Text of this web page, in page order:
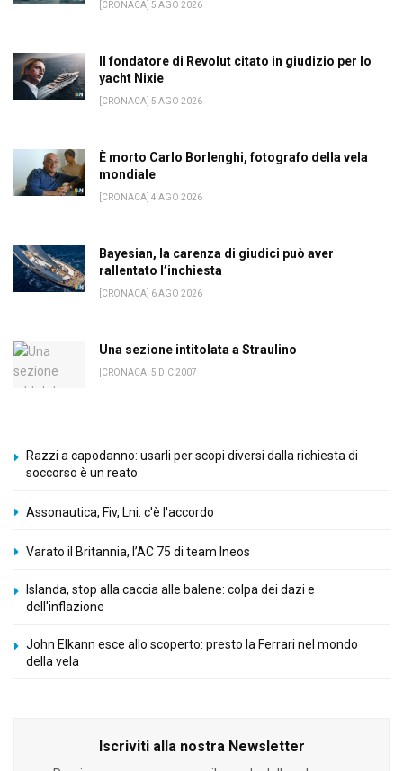
[CRONACA] 5 AGO 2026
Il fondatore di Revolut citato in giudizio per lo
yacht Nixie
[CRONACA] 5 AGO 2026
È morto Carlo Borlenghi, fotografo della vela
mondiale
[CRONACA] 4 AGO 2026
Bayesian, la carenza di giudici può aver
rallentato l’inchiesta
[CRONACA] 6 AGO 2026
Una sezione intitolata a Straulino
[CRONACA] 5 DIC 2007
Razzi a capodanno: usarli per scopi diversi dalla richiesta di
soccorso è un reato
Assonautica, Fiv, Lni: c'è l'accordo
Varato il Britannia, l’AC 75 di team Ineos
Islanda, stop alla caccia alle balene: colpa dei dazi e
dell'inflazione
John Elkann esce allo scoperto: presto la Ferrari nel mondo
della vela
Iscriviti alla nostra Newsletter